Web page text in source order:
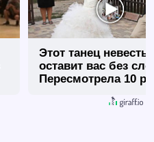
Этот танец невесты
оставит вас без
Пересмотрела 10